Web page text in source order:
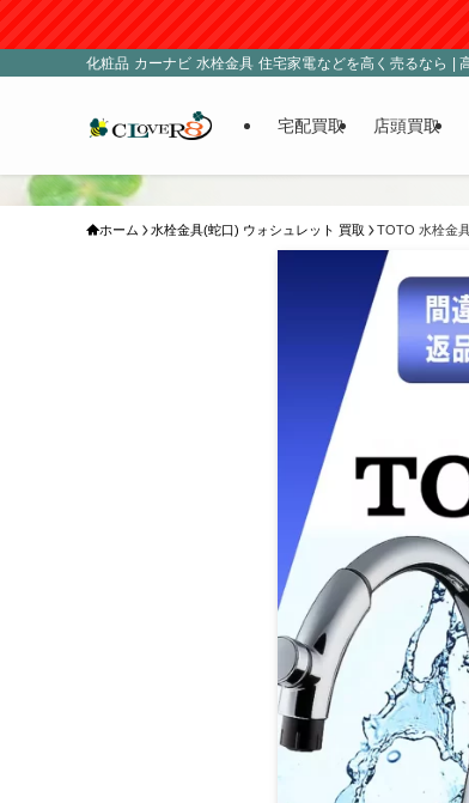
化粧品 カーナビ 水栓金具 住宅家電などを高く売るなら |
宅配買取 店頭買取
ホーム 水栓金具(蛇口) ウォシュレット 買取 TOTO 水栓金